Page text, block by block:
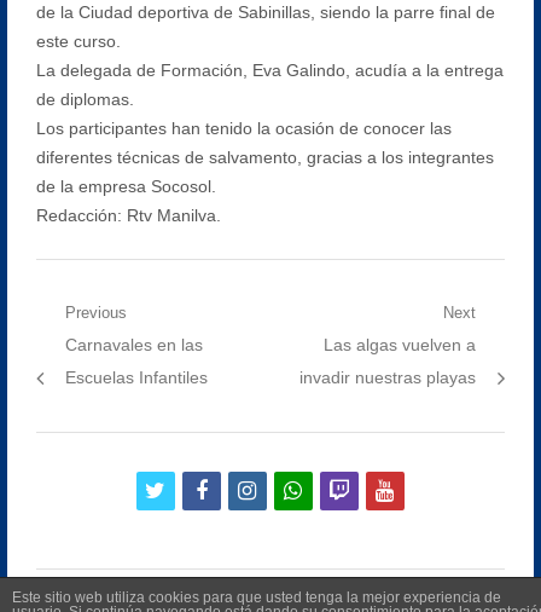
de la Ciudad deportiva de Sabinillas, siendo la parre final de
este curso.
La delegada de Formación, Eva Galindo, acudía a la entrega
de diplomas.
Los participantes han tenido la ocasión de conocer las
diferentes técnicas de salvamento, gracias a los integrantes
de la empresa Socosol.
Redacción: Rtv Manilva.
Navegación
Previous
Previous
post:
Carnavales en las
Escuelas Infantiles
Next
Next
post:
Las algas vuelven a
invadir nuestras playas
twitterfacebookinstagramwhatsapp
twitchyoutube
Este sitio web utiliza cookies para que usted tenga la mejor experiencia de